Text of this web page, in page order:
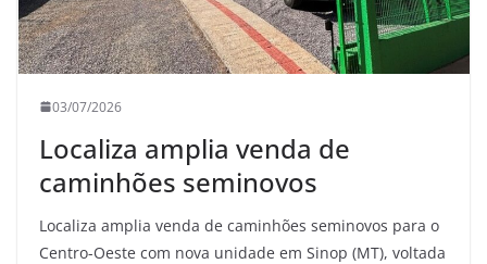
03/07/2026
Localiza amplia venda de
caminhões seminovos
Localiza amplia venda de caminhões seminovos para o
Centro-Oeste com nova unidade em Sinop (MT), voltada